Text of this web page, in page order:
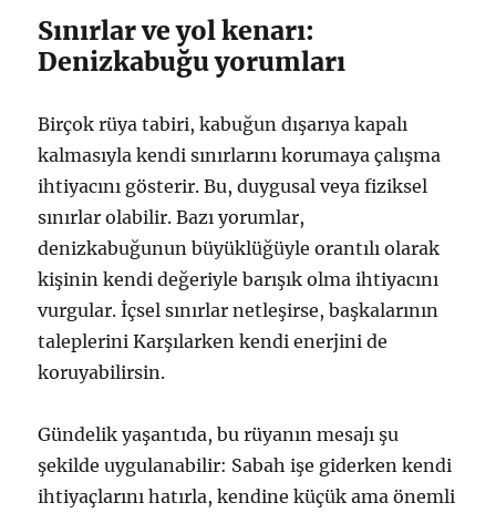
Sınırlar ve yol kenarı:
Denizkabuğu yorumları
Birçok rüya tabiri, kabuğun dışarıya kapalı
kalmasıyla kendi sınırlarını korumaya çalışma
ihtiyacını gösterir. Bu, duygusal veya fiziksel
sınırlar olabilir. Bazı yorumlar,
denizkabuğunun büyüklüğüyle orantılı olarak
kişinin kendi değeriyle barışık olma ihtiyacını
vurgular. İçsel sınırlar netleşirse, başkalarının
taleplerini Karşılarken kendi enerjini de
koruyabilirsin.
Gündelik yaşantıda, bu rüyanın mesajı şu
şekilde uygulanabilir: Sabah işe giderken kendi
ihtiyaçlarını hatırla, kendine küçük ama önemli